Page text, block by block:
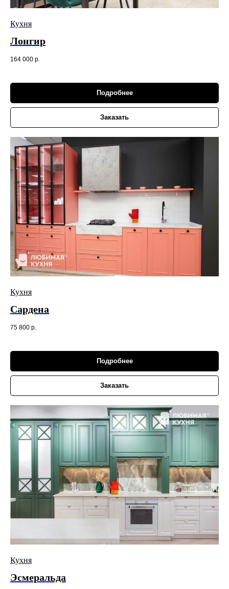
Кухня
Лонгир
164 000 р.
Подробнее
Заказать
Кухня
Сардена
75 800 р.
Подробнее
Заказать
Кухня
Эсмеральда